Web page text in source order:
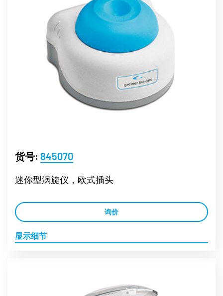
货号: 845070
迷你型涡旋仪，欧式插头
询价
显示细节